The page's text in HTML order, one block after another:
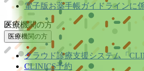
電子版お薬手帳ガイドラインに
医療機関の方
医療機関の方
クラウド診療支援システム
「
CLINICS予約